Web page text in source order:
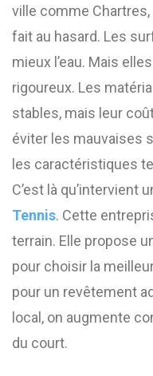
ville comme
fait au hasard. Les
mieux l’eau. Mais
rigoureux. Les
stables, mais leur
éviter les mauvaises
les caractéristiques
C’est là qu’intervient
Tennis. Cette
terrain. Elle propose
pour choisir la
pour un revêtement
local, on augmente
du court.